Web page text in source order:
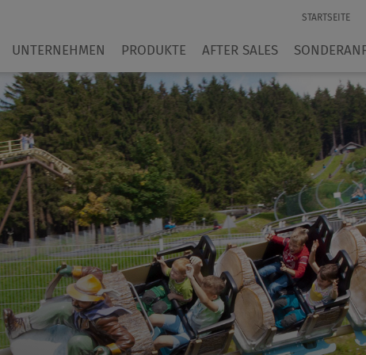
STARTSEITE
UNTERNEHMEN PRODUKTE AFTER SALES